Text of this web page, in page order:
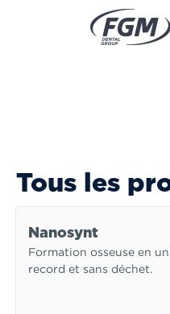
Tous les
Nanosynt
Formation osseuse en
record et sans déchet.